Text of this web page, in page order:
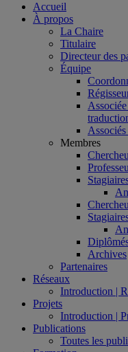
Accueil
À propos
La Chaire
Titulaire
Directeur des
Équipe
Membres
Archives
Partenaires
Réseaux
Introduction |
Projets
Introduction |
Publications
Toutes les